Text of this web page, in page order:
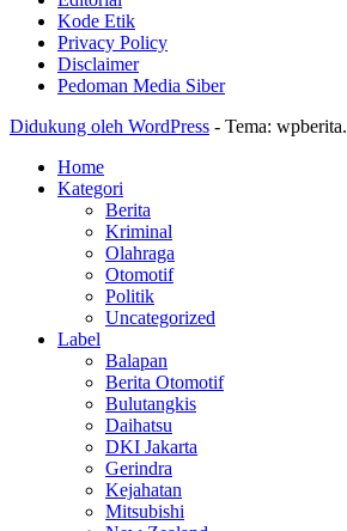
Kode Etik
Privacy Policy
Disclaimer
Pedoman Media Siber
Didukung oleh WordPress - Tema: wpberita.
Home
Kategori
Berita
Kriminal
Olahraga
Otomotif
Politik
Uncategorized
Label
Balapan
Berita Otomotif
Bulutangkis
Daihatsu
DKI Jakarta
Gerindra
Kejahatan
Mitsubishi